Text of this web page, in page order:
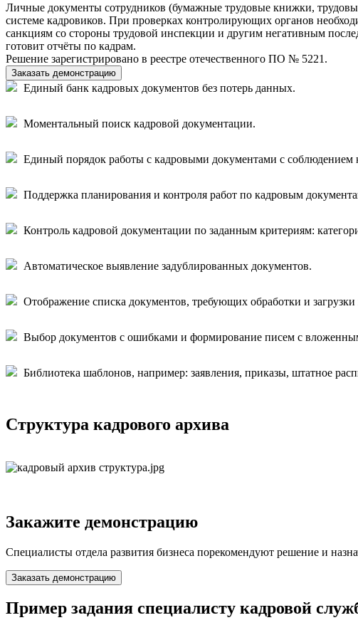
Личные документы сотрудников (бумажные трудовые книжки,
системе кадровиков. При проверках контролирующих органов
санкциям со стороны трудовой инспекции и другим негативным
готовит отчёты по кадрам.
Решение зарегистрировано в реестре отечественного ПО № 5221.
Заказать демонстрацию
Единый банк кадровых документов без потерь данных.
Моментальный поиск кадровой документации.
Единый порядок работы с кадровыми документами с соблюдением
Поддержка планирования и контроля работ по кадровым
Контроль кадровой документации по заданным критериям:
Автоматическое выявление задублированных документов.
Отображение списка документов, требующих обработки и загрузки
Выбор документов с ошибками и формирование писем с
Библиотека шаблонов, например: заявления, приказы, штатное
Структура кадрового архива
Закажите демонстрацию
Специалисты отдела развития бизнеса порекомендуют решение и
Заказать демонстрацию
Пример задания специалисту кадровой